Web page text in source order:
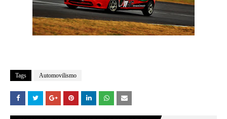
Tags Automovilismo